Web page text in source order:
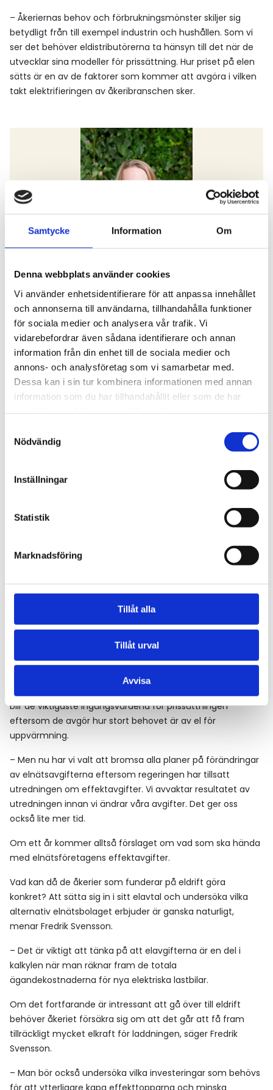
Samtycke Information Om
Denna webbplats använder cookies
Vi använder enhetsidentifierare för att anpassa innehållet
och annonserna till användarna, tillhandahålla funktioner
för sociala medier och analysera vår trafik. Vi
vidarebefordrar även sådana identifierare och annan
information från din enhet till de sociala medier och
annons- och analysföretag som vi samarbetar med.
Dessa kan i sin tur kombinera informationen med annan
information som du har tillhandahållit eller som de har
Nödvändig
Inställningar
Statistik
Marknadsföring
Tillåt alla
Tillåt urval
Avvisa
– Åkeriernas behov och förbrukningsmönster skiljer sig
betydligt från till exempel industrin och hushållen. Som vi
ser det behöver eldistributörerna ta hänsyn till det när de
utvecklar sina modeller för prissättning. Hur priset på elen
sätts är en av de faktorer som kommer att avgöra i vilken
takt elektrifieringen av åkeribranschen sker.
Göteborg Energi Nät bromsar alla planer på ändringar av sina
elnätsavgifter, säger avdelningschef Jennie Sjöstedt.
Foto: Göteborg Energi
Hos Göteborg Energi, som är en stor elnätsägare i Västra
Götaland, säger avdelningschef Jennie Sjöstedt att man
noterat de stora utmaningar som nu finns för ägarna av
Kund och affär på Göteborg Energi Nät.
att byggas upp. Många har inte hunnit få tillräcklig
används lika mycket under hela dygnet eller alla perioder
under året. Särskilt under nätterna finns en del ledig
Därför har Göteborg Energi Nät långt gångna planer att
lägre effektavgift på natten, vilket skulle passa väl för
många företag med laddstationer. En annan idé är att
införa så kallad prognosprissättning. Det betyder att man
förutsäger hur stor användningen av elnätet kommer att
vara kommande dag och sätter priset efter det.
Prognosprissättning påminner om den modell som idag
används för elhandelsavgiften. Vädret och temperaturen
blir de viktigaste ingångsvärdena för prissättningen
eftersom de avgör hur stort behovet är av el för
uppvärmning.
– Men nu har vi valt att bromsa alla planer på förändringar
av elnätsavgifterna eftersom regeringen har tillsatt
utredningen om effektavgifter. Vi avvaktar resultatet av
utredningen innan vi ändrar våra avgifter. Det ger oss
också lite mer tid.
Om ett år kommer alltså förslaget om vad som ska hända
med elnätsföretagens effektavgifter.
Vad kan då de åkerier som funderar på eldrift göra
konkret? Att sätta sig in i sitt elavtal och undersöka vilka
alternativ elnätsbolaget erbjuder är ganska naturligt,
menar Fredrik Svensson.
– Det är viktigt att tänka på att elavgifterna är en del i
kalkylen när man räknar fram de totala
ägandekostnaderna för nya elektriska lastbilar.
Om det fortfarande är intressant att gå över till eldrift
behöver åkeriet försäkra sig om att det går att få fram
tillräckligt mycket elkraft för laddningen, säger Fredrik
Svensson.
– Man bör också undersöka vilka investeringar som behövs
för att ytterligare kapa effekttopparna och minska